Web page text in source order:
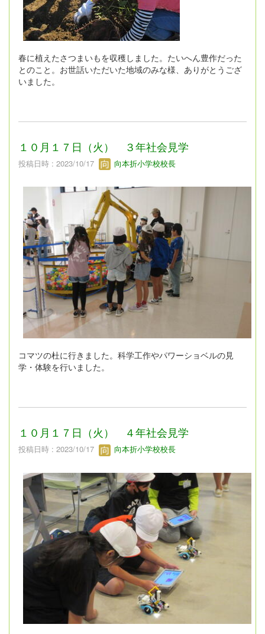
春に植えたさつまいもを収穫しました。たいへん豊作だった
とのこと。お世話いただいた地域のみな様、ありがとうござ
いました。
１０月１７日（火） ３年社会見学
投稿日時 : 2023/10/17 向本折小学校校長
コマツの杜に行きました。科学工作やパワーショベルの見
学・体験を行いました。
１０月１７日（火） ４年社会見学
投稿日時 : 2023/10/17 向本折小学校校長